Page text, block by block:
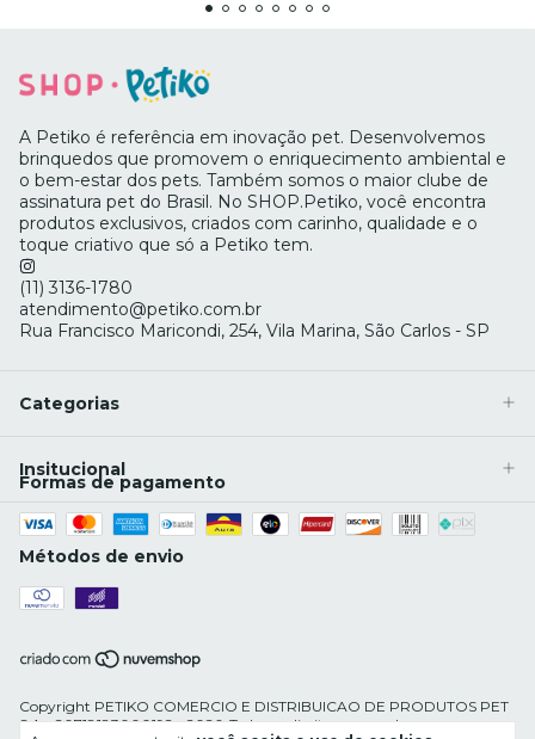
A Petiko é referência em inovação pet. Desenvolvemos
brinquedos que promovem o enriquecimento ambiental e
o bem-estar dos pets. Também somos o maior clube de
assinatura pet do Brasil. No SHOP.Petiko, você encontra
produtos exclusivos, criados com carinho, qualidade e o
toque criativo que só a Petiko tem.
(11) 3136-1780
atendimento@petiko.com.br
Rua Francisco Maricondi, 254, Vila Marina, São Carlos - SP
Categorias
Insitucional
Formas de pagamento
Métodos de envio
Copyright PETIKO COMERCIO E DISTRIBUICAO DE PRODUTOS PET
S.A - 20718183000192 - 2026. Todos os direitos reservados.